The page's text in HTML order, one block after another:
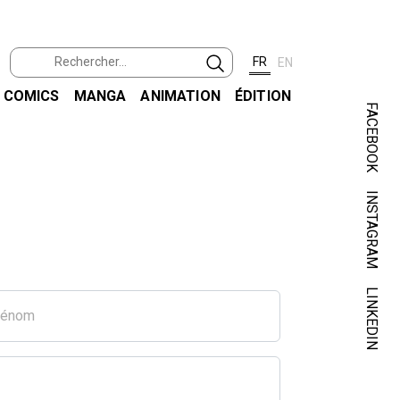
FR EN
COMICS MANGA ANIMATION ÉDITION
FACEBOOK
INSTAGRAM
LINKEDIN